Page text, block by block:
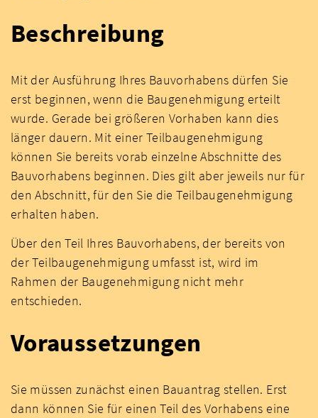
Beschreibung
Mit der Ausführung Ihres Bauvorhabens dürfen Sie
erst beginnen, wenn die Baugenehmigung erteilt
wurde. Gerade bei größeren Vorhaben kann dies
länger dauern. Mit einer Teilbaugenehmigung
können Sie bereits vorab einzelne Abschnitte des
Bauvorhabens beginnen. Dies gilt aber jeweils nur für
den Abschnitt, für den Sie die Teilbaugenehmigung
erhalten haben.
Über den Teil Ihres Bauvorhabens, der bereits von
der Teilbaugenehmigung umfasst ist, wird im
Rahmen der Baugenehmigung nicht mehr
entschieden.
Voraussetzungen
Sie müssen zunächst einen Bauantrag stellen. Erst
dann können Sie für einen Teil des Vorhabens eine